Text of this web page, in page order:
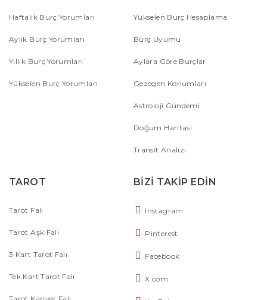
Haftalık Burç Yorumları
Aylık Burç Yorumları
Yıllık Burç Yorumları
Yükselen Burç Yorumları
Yükselen Burç Hesaplama
Burç Uyumu
Aylara Göre Burçlar
Gezegen Konumları
Astroloji Gündemi
Doğum Haritası
Transit Analizi
TAROT
Tarot Falı
Tarot Aşk Falı
3 Kart Tarot Falı
Tek Kart Tarot Falı
BİZİ TAKİP EDİN
Instagram
Pinterest
Facebook
X.com